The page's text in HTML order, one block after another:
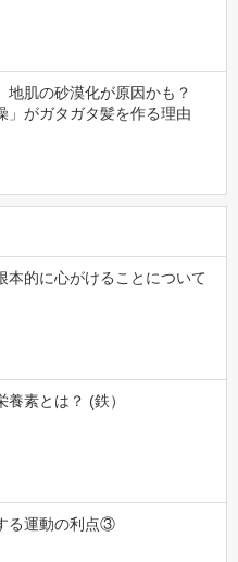
地肌の砂漠化が原因かも？
」がガタガタ髪を作る理由
本的に心がけることについて
養素とは？ (鉄）
る運動の利点③